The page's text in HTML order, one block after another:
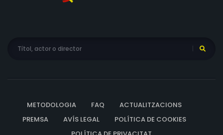
METODOLOGIA FAQ
ACTUALITZACIONS
PREMSA
AVÍS LEGAL
POLÍTICA DE COOKIES